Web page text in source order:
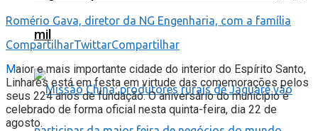
mil
Romério Gava, diretor da NG Engenharia, com a família
CompartilharTwittarCompartilhar
Maior e mais importante cidade do interior do Espírito Santo,
Linhares está em festa em virtude das comemorações pelos
seus 224 anos de fundação. O aniversário do município é
celebrado de forma oficial nesta quinta-feira, dia 22 de
agosto.